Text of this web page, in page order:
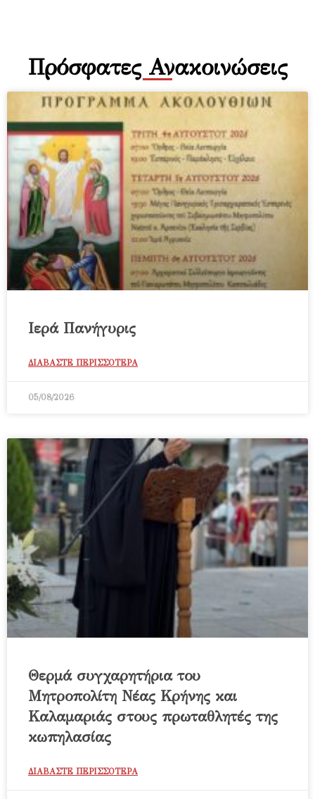
Πρόσφατες Ανακοινώσεις
Ιερά Πανήγυρις
ΔΙΑΒΑΣΤΕ ΠΕΡΙΣΣΟΤΕΡΑ
05/08/2026
Θερμά συγχαρητήρια του
Μητροπολίτη Νέας Κρήνης και
Καλαμαριάς στους πρωταθλητές της
κωπηλασίας
ΔΙΑΒΑΣΤΕ ΠΕΡΙΣΣΟΤΕΡΑ